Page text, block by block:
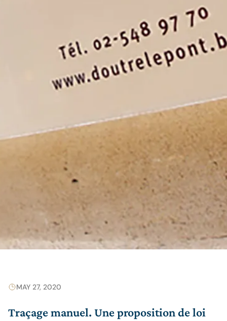
MAY 27, 2020
Traçage manuel. Une proposition de loi